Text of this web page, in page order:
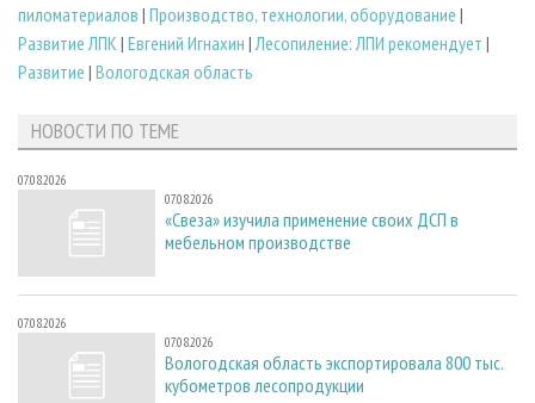
пиломатериалов | Производство, технологии, оборудование |
Развитие ЛПК | Евгений Игнахин | Лесопиление: ЛПИ рекомендует |
Развитие | Вологодская область
НОВОСТИ ПО ТЕМЕ
07.08.2026
07.08.2026
«Свеза» изучила применение своих ДСП в
мебельном производстве
07.08.2026
07.08.2026
Вологодская область экспортировала 800 тыс.
кубометров лесопродукции